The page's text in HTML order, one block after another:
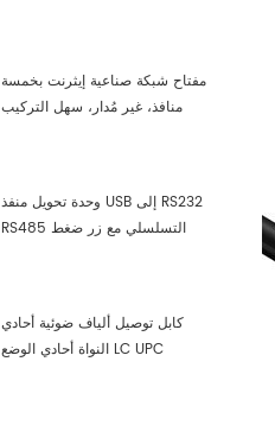
مفتاح شبكة صناعية إيثرنت بخمسة
منافذ، غير مُدار، سهل التركيب
وحدة تحويل منفذ USB إلى RS232
RS485 التسلسلي مع زر ضغط
كابل توصيل ألياف ضوئية أحادي
النواة أحادي الوضع LC UPC